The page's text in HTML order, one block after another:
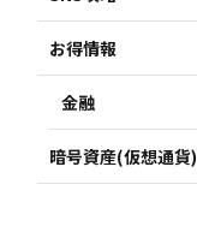
お得情報
金融
暗号資産(仮想通貨)